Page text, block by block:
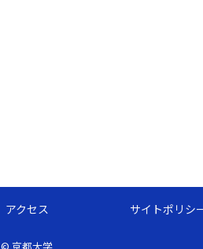
アクセス サイトポリシ